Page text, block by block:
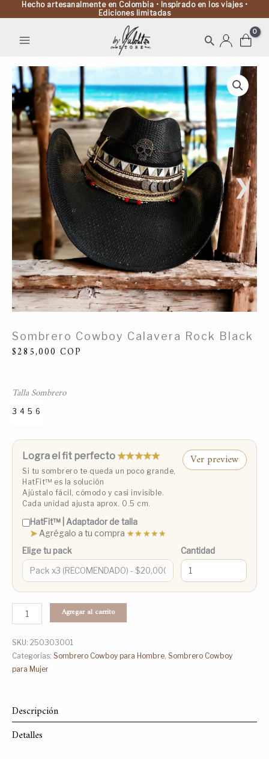
Hecho artesanalmente en Colombia • Inspirado en los viajes •
Ediciones limitadas
Buscar
❯
Sombrero Cowboy Calavera Rock Black
$285,000 COP
Talla Sombrero
3 4 5 6
Logra el fit perfecto★★★★★
Si tu sombrero te queda un poco grande,
HatFit™️ es la solución
Ajústalo fácil, cómodo y casi invisible.
Cada unidad ajusta aprox. 0.5 cm.
Ver preview
HatFit™️ | Adaptador de talla
➤Agrégalo a tu compra ★★★★★
Elige tu pack
Cantidad
Sombrero
Cowboy
Calavera
Rock
Black
cantidad
Agregar al carrito
SKU: 250303001
Categorías: Sombrero Cowboy para Hombre, Sombrero Cowboy
para Mujer
Descripción
Detalles